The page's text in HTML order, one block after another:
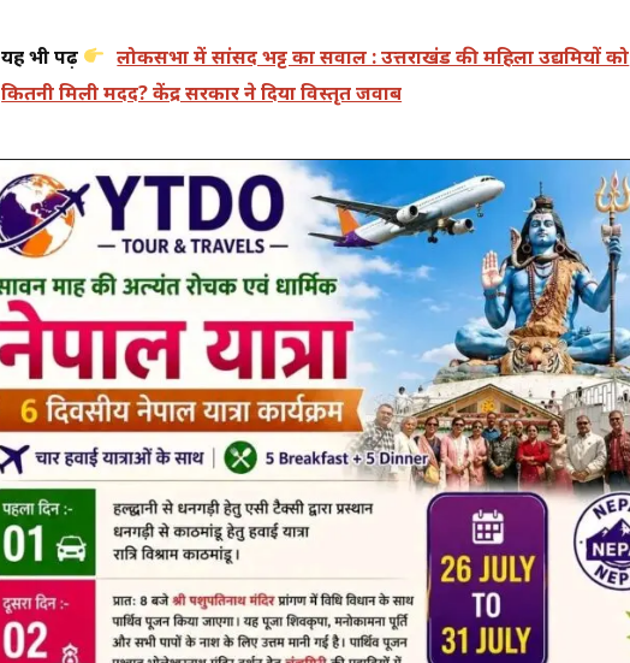
यह भी पढ़ें
लोकसभा में सांसद भट्ट का सवाल : उत्तराखंड की महिला उद्यमियों को
कितनी मिली मदद? केंद्र सरकार ने दिया विस्तृत जवाब